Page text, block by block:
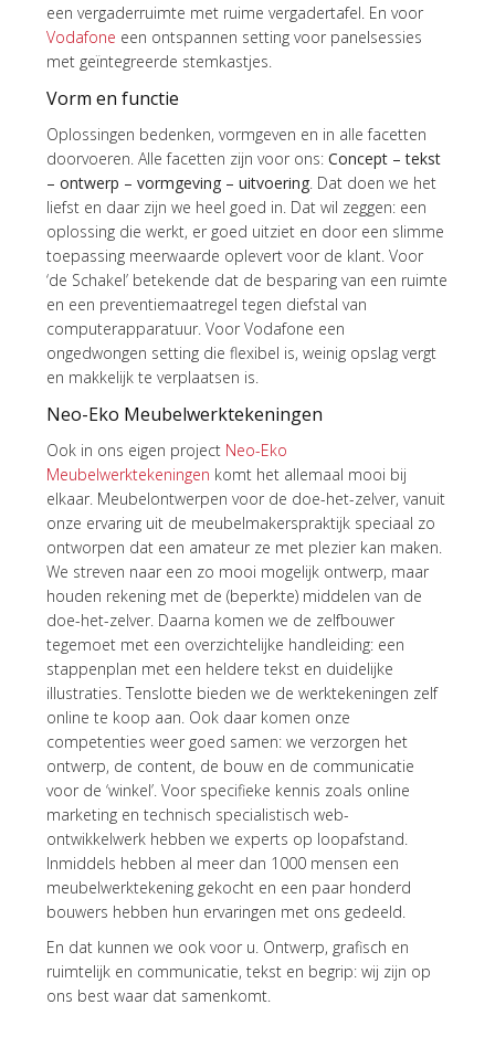
een vergaderruimte met ruime vergadertafel. En voor
Vodafone een ontspannen setting voor panelsessies
met geïntegreerde stemkastjes.
Vorm en functie
Oplossingen bedenken, vormgeven en in alle facetten
doorvoeren. Alle facetten zijn voor ons:Concept – tekst
– ontwerp – vormgeving – uitvoering. Dat doen we het
liefst en daar zijn we heel goed in. Dat wil zeggen: een
oplossing die werkt, er goed uitziet en door een slimme
toepassing meerwaarde oplevert voor de klant. Voor
‘de Schakel’ betekende dat de besparing van een ruimte
en een preventiemaatregel tegen diefstal van
computerapparatuur. Voor Vodafone een
ongedwongen setting die flexibel is, weinig opslag vergt
en makkelijk te verplaatsen is.
Neo-Eko Meubelwerktekeningen
Ook in ons eigen project Neo-Eko
Meubelwerktekeningen komt het allemaal mooi bij
elkaar. Meubelontwerpen voor de doe-het-zelver, vanuit
onze ervaring uit de meubelmakerspraktijk speciaal zo
ontworpen dat een amateur ze met plezier kan maken.
We streven naar een zo mooi mogelijk ontwerp, maar
houden rekening met de (beperkte) middelen van de
doe-het-zelver. Daarna komen we de zelfbouwer
tegemoet met een overzichtelijke handleiding: een
stappenplan met een heldere tekst en duidelijke
illustraties. Tenslotte bieden we de werktekeningen zelf
online te koop aan. Ook daar komen onze
competenties weer goed samen: we verzorgen het
ontwerp, de content, de bouw en de communicatie
voor de ‘winkel’. Voor specifieke kennis zoals online
marketing en technisch specialistisch web-
ontwikkelwerk hebben we experts op loopafstand.
Inmiddels hebben al meer dan 1000 mensen een
meubelwerktekening gekocht en een paar honderd
bouwers hebben hun ervaringen met ons gedeeld.
En dat kunnen we ook voor u. Ontwerp, grafisch en
ruimtelijk en communicatie, tekst en begrip: wij zijn op
ons best waar dat samenkomt.